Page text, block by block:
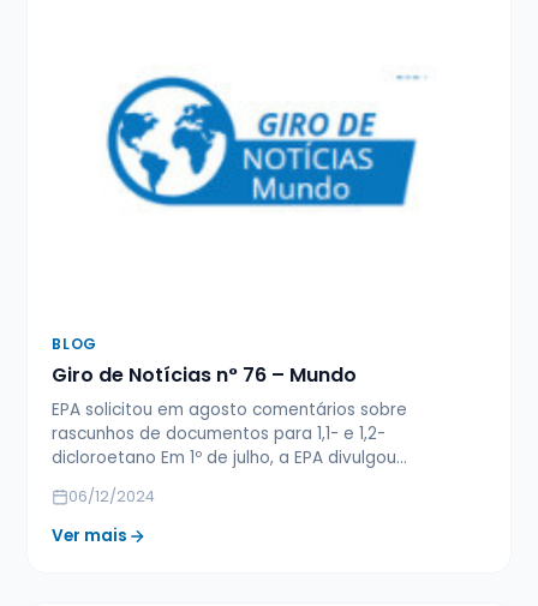
BLOG
Giro de Notícias n° 76 – Mundo
EPA solicitou em agosto comentários sobre
rascunhos de documentos para 1,1- e 1,2-
dicloroetano Em 1º de julho, a EPA divulgou…
06/12/2024
Ver mais